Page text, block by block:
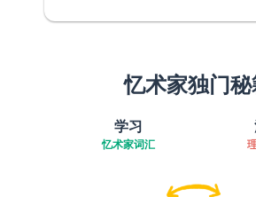
忆术家独门
学习
忆术家词汇